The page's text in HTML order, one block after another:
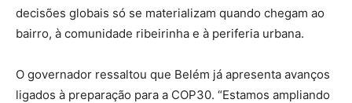
decisões globais só se materializam quando chegam ao
bairro, à comunidade ribeirinha e à periferia urbana.
O governador ressaltou que Belém já apresenta avanços
ligados à preparação para a COP30. “Estamos ampliando